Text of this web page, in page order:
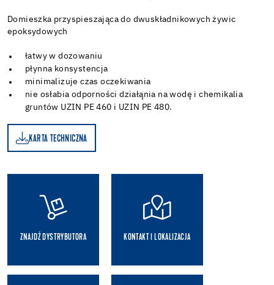
Domieszka przyspieszająca do dwuskładnikowych żywic
epoksydowych
łatwy w dozowaniu
płynna konsystencja
minimalizuje czas oczekiwania
nie osłabia odporności działąnia na wodę i chemikalia
gruntów UZIN PE 460 i UZIN PE 480.
KARTA TECHNICZNA
ZNAJDŹ DYSTRYBUTORA KONTAKT I LOKALIZACJA